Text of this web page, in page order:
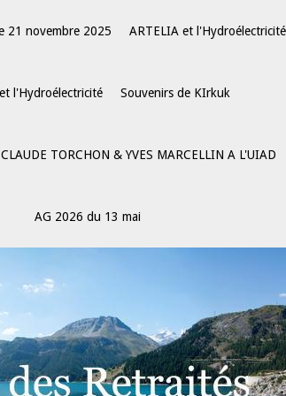
21 novembre 2025 ARTELIA et l'Hydroélectricité
l'Hydroélectricité Souvenirs de KIrkuk
TORCHON & YVES MARCELLIN A L'UIAD
AG 2026 du 13 mai